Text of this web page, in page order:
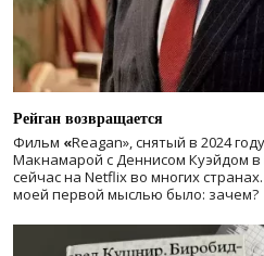
Рейган возвращается
Фильм «Reagan», снятый в 2024 году
Макнамарой с Деннисом Куэйдом в
сейчас на Netflix во многих
моей первой мыслью было: зачем?